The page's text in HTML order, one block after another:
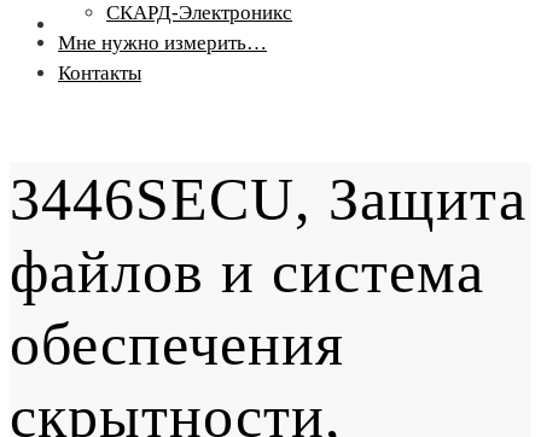
СКАРД-Электроникс
Мне нужно измерить…
Контакты
3446SECU, Защита
файлов и система
обеспечения
скрытности,